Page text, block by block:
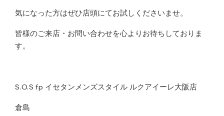
気になった方はぜひ店頭にてお試しくださいませ。
皆様のご来店・お問い合わせを心よりお待ちしておりま
す。
S.O.S fp イセタンメンズスタイル ルクアイーレ大阪店
倉島